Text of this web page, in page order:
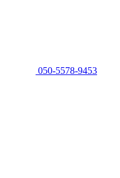
050-5578-9453